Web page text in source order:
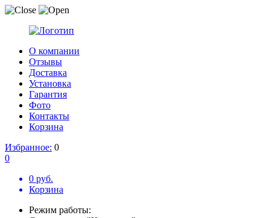
О компании
Отзывы
Доставка
Установка
Гарантия
Фото
Контакты
Корзина
Избранное: 0
0
0 руб.
Корзина
Режим работы: